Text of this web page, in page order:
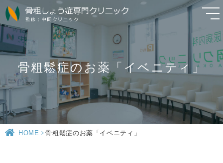
骨粗鬆症のお薬「イベニティ」
HOME > 骨粗鬆症のお薬「イベニティ」